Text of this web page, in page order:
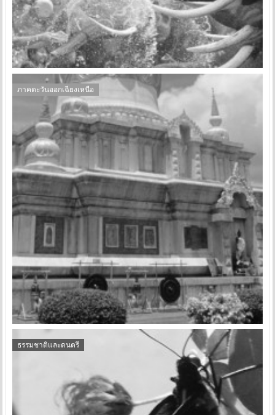
ภาคตะวันออกเฉียงเหนือ
ธรรมชาติและดนตรี